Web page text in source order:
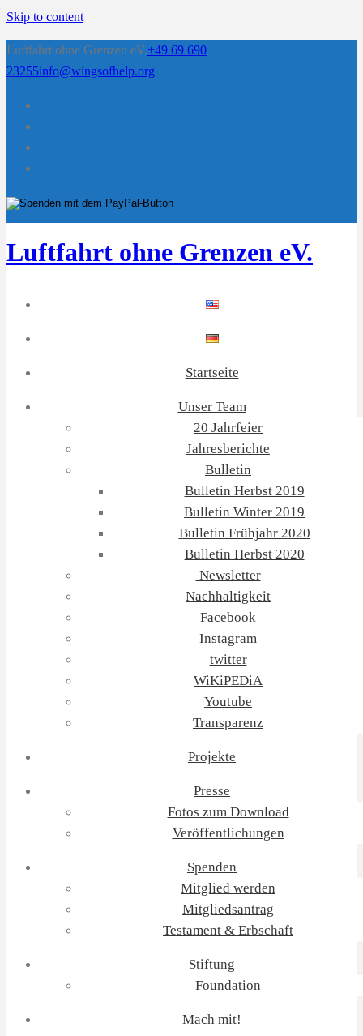
Skip to content
Luftfahrt ohne Grenzen eV.+49 69 690
23255info@wingsofhelp.org
Luftfahrt ohne Grenzen eV.
Startseite
Unser Team
20 Jahrfeier
Jahresberichte
Bulletin
Bulletin Herbst 2019
Bulletin Winter 2019
Bulletin Frühjahr 2020
Bulletin Herbst 2020
Newsletter
Nachhaltigkeit
Facebook
Instagram
twitter
WiKiPEDiA
Youtube
Transparenz
Projekte
Presse
Fotos zum Download
Veröffentlichungen
Spenden
Mitglied werden
Mitgliedsantrag
Testament & Erbschaft
Stiftung
Foundation
Mach mit!